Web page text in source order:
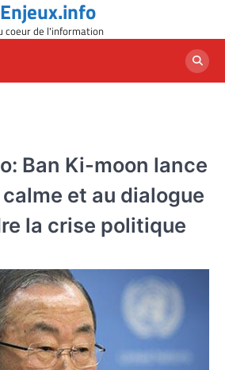
Enjeux.info
coeur de l'information
Ban Ki-moon lance
et au dialogue
la crise politique